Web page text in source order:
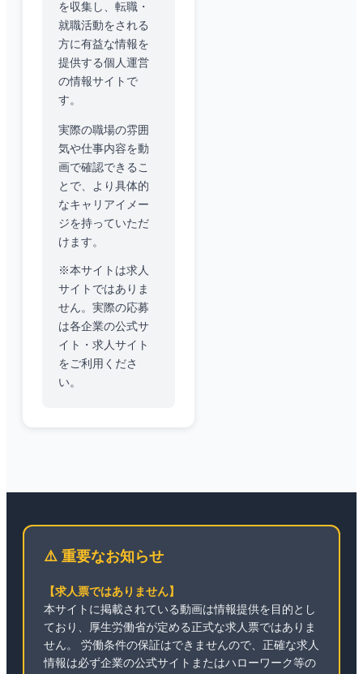
を収集し、転職・
就職活動をされる
方に有益な情報を
提供する個人運営
の情報サイトで
す。
実際の職場の雰囲
気や仕事内容を動
画で確認できるこ
とで、より具体的
なキャリアイメー
ジを持っていただ
けます。
※本サイトは求人
サイトではありま
せん。実際の応募
は各企業の公式サ
イト・求人サイト
をご利用くださ
い。
⚠️ 重要なお知らせ
【求人票ではありません】
本サイトに掲載されている動画は情報提供を目的とし
ており、厚生労働省が定める正式な求人票ではありま
せん。 労働条件の保証はできませんので、正確な求人
情報は必ず企業の公式サイトまたはハローワーク等の